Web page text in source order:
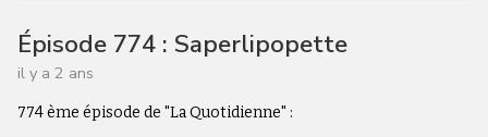
Épisode 774 : Saperlipopette
il y a 2 ans
774 ème épisode de "La Quotidienne" :